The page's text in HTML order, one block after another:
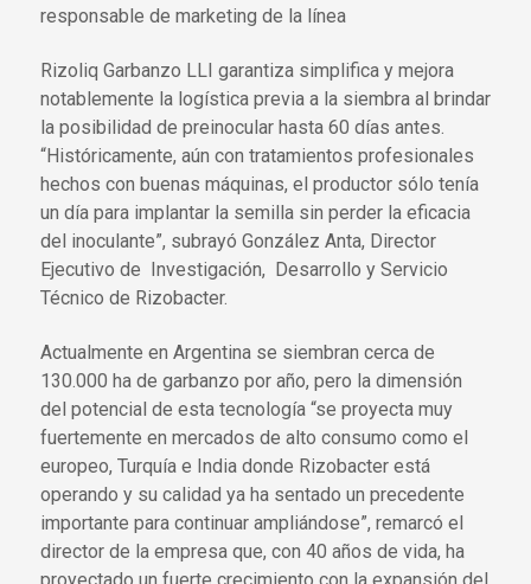
responsable de marketing de la línea
Rizoliq Garbanzo LLI garantiza simplifica y mejora
notablemente la logística previa a la siembra al brindar
la posibilidad de preinocular hasta 60 días antes.
“Históricamente, aún con tratamientos profesionales
hechos con buenas máquinas, el productor sólo tenía
un día para implantar la semilla sin perder la eficacia
del inoculante”, subrayó González Anta, Director
Ejecutivo de Investigación, Desarrollo y Servicio
Técnico de Rizobacter.
Actualmente en Argentina se siembran cerca de
130.000 ha de garbanzo por año, pero la dimensión
del potencial de esta tecnología “se proyecta muy
fuertemente en mercados de alto consumo como el
europeo, Turquía e India donde Rizobacter está
operando y su calidad ya ha sentado un precedente
importante para continuar ampliándose”, remarcó el
director de la empresa que, con 40 años de vida, ha